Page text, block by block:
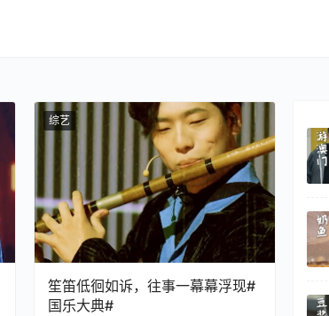
综艺
笙笛低徊如诉，往事一幕幕浮现#
国乐大典#